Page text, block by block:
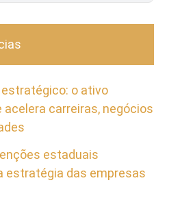
o ativo
acelera carreiras, negócios
estaduais
estratégia das empresas